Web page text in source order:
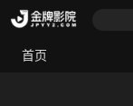
首页